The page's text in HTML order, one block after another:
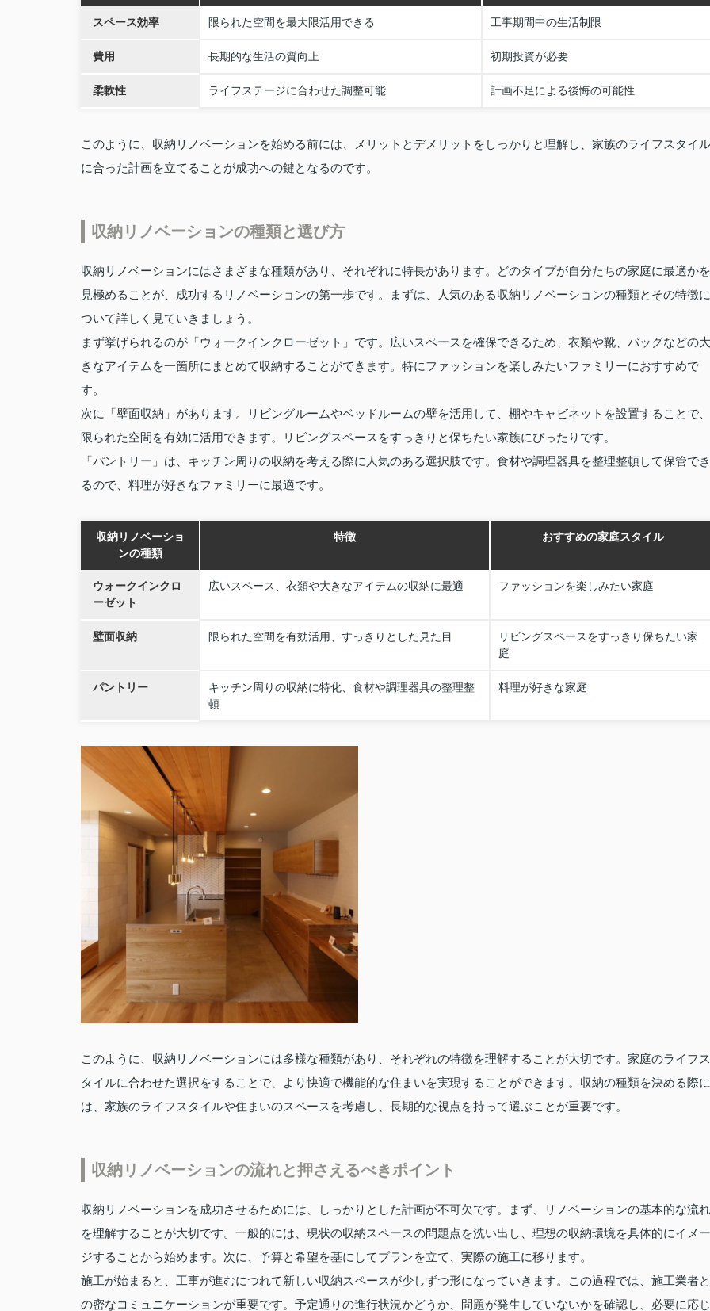
スペース効率 限られた空間を最大限活用できる 工事期間中の生活制限
費用 長期的な生活の質向上 初期投資が必要
柔軟性 ライフステージに合わせた調整可能 計画不足による後悔の可能性
このように、収納リノベーションを始める前には、メリットとデメリットをしっかりと理解し、家族のライフスタイル
に合った計画を立てることが成功への鍵となるのです。
収納リノベーションの種類と選び方
収納リノベーションにはさまざまな種類があり、それぞれに特長があります。どのタイプが自分たちの家庭に最適かを
見極めることが、成功するリノベーションの第一歩です。まずは、人気のある収納リノベーションの種類とその特徴に
ついて詳しく見ていきましょう。
まず挙げられるのが「ウォークインクローゼット」です。広いスペースを確保できるため、衣類や靴、バッグなどの大
きなアイテムを一箇所にまとめて収納することができます。特にファッションを楽しみたいファミリーにおすすめで
す。
次に「壁面収納」があります。リビングルームやベッドルームの壁を活用して、棚やキャビネットを設置することで、
限られた空間を有効に活用できます。リビングスペースをすっきりと保ちたい家族にぴったりです。
「パントリー」は、キッチン周りの収納を考える際に人気のある選択肢です。食材や調理器具を整理整頓して保管でき
るので、料理が好きなファミリーに最適です。
収納リノベーショ
ンの種類
特徴 おすすめの家庭スタイル
ウォークインクロ
ーゼット
広いスペース、衣類や大きなアイテムの収納に最適 ファッションを楽しみたい家庭
壁面収納 限られた空間を有効活用、すっきりとした見た目
リビングスペースをすっきり保ちたい家
庭
パントリー
キッチン周りの収納に特化、食材や調理器具の整理整
頓
料理が好きな家庭
このように、収納リノベーションには多様な種類があり、それぞれの特徴を理解することが大切です。家庭のライフス
タイルに合わせた選択をすることで、より快適で機能的な住まいを実現することができます。収納の種類を決める際に
は、家族のライフスタイルや住まいのスペースを考慮し、長期的な視点を持って選ぶことが重要です。
収納リノベーションの流れと押さえるべきポイント
収納リノベーションを成功させるためには、しっかりとした計画が不可欠です。まず、リノベーションの基本的な流れ
を理解することが大切です。一般的には、現状の収納スペースの問題点を洗い出し、理想の収納環境を具体的にイメー
ジすることから始めます。次に、予算と希望を基にしてプランを立て、実際の施工に移ります。
施工が始まると、工事が進むにつれて新しい収納スペースが少しずつ形になっていきます。この過程では、施工業者と
の密なコミュニケーションが重要です。予定通りの進行状況かどうか、問題が発生していないかを確認し、必要に応じ